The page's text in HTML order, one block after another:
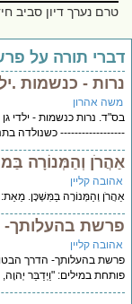
טרם נערך דיון סביב
תורה על
- כנשמות
אהרון
נרות כנשמות - ילדי גן
כשנולדה בתנו
וְהַמְּנוֹרָה בַּמ..
קליין
וְהַמְּנוֹרָה בַּמִּשְׁכָּן. מֵאֵת:
בהעלותך-
קליין
בהעלותך- הדרך הבטוחה
במילים: "וַיְדַבֵּר יְהוָה,